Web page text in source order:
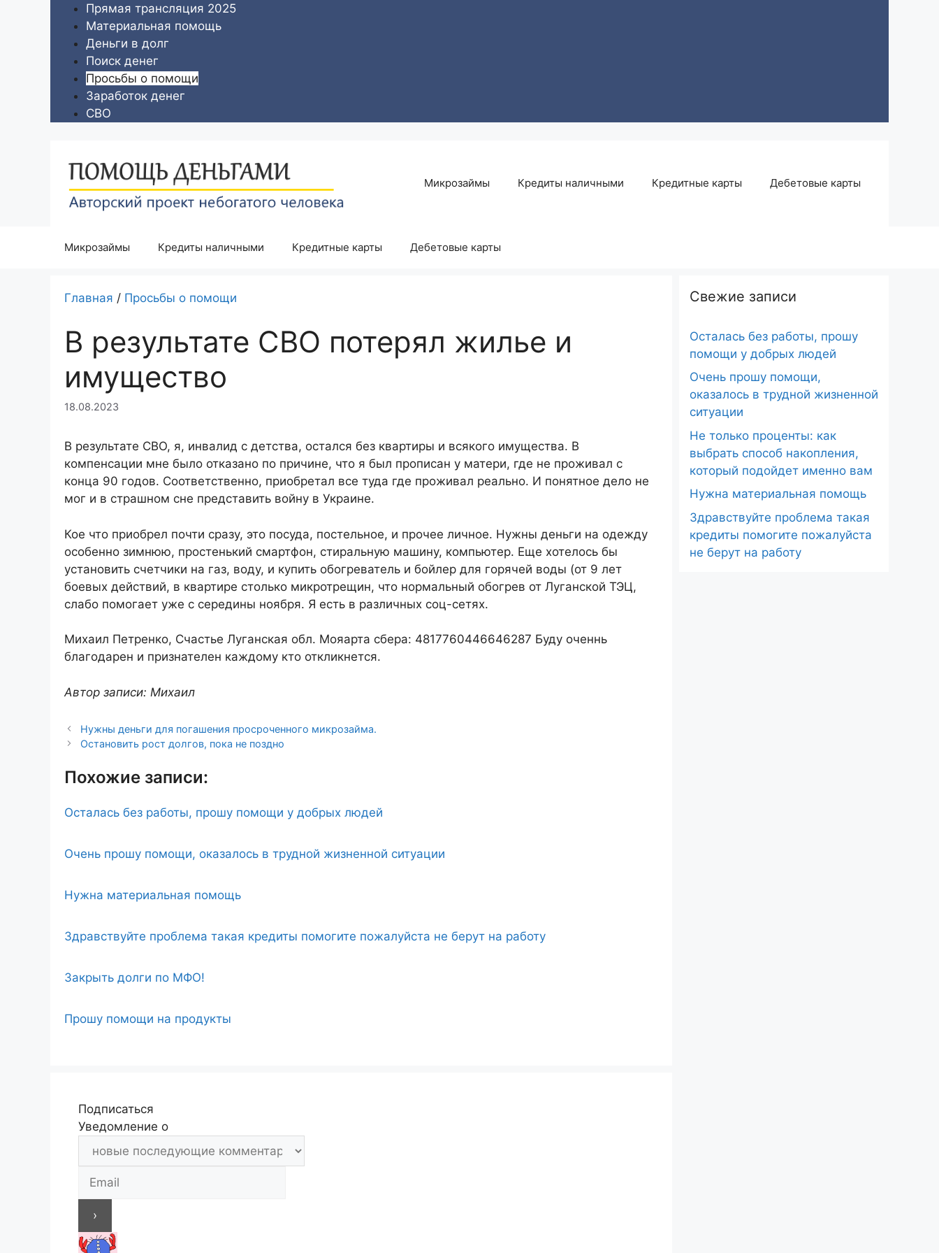
содержимому
Прямая трансляция 2025
Материальная помощь
Деньги в долг
Поиск денег
Просьбы о помощи
Заработок денег
СВО
Микрозаймы Кредиты наличными Кредитные карты Дебетовые карты
Микрозаймы Кредиты наличными Кредитные карты Дебетовые карты
Главная / Просьбы о помощи
В результате СВО потерял жилье и
имущество
18.08.2023
В результате СВО, я, инвалид с детства, остался без квартиры и всякого имущества. В
компенсации мне было отказано по причине, что я был прописан у матери, где не проживал с
конца 90 годов. Соответственно, приобретал все туда где проживал реально. И понятное дело не
мог и в страшном сне представить войну в Украине.
Кое что приобрел почти сразу, это посуда, постельное, и прочее личное. Нужны деньги на одежду
особенно зимнюю, простенький смартфон, стиральную машину, компьютер. Еще хотелось бы
установить счетчики на газ, воду, и купить обогреватель и бойлер для горячей воды (от 9 лет
боевых действий, в квартире столько микротрещин, что нормальный обогрев от Луганской ТЭЦ,
слабо помогает уже с середины ноября. Я есть в различных соц-сетях.
Михаил Петренко, Счастье Луганская обл. Мояарта сбера: 4817760446646287 Буду оченнь
благодарен и признателен каждому кто откликнется.
Автор записи: Михаил
Нужны деньги для погашения просроченного микрозайма.
Остановить рост долгов, пока не поздно
Похожие записи:
Осталась без работы, прошу помощи у добрых людей
Очень прошу помощи, оказалось в трудной жизненной ситуации
Нужна материальная помощь
Здравствуйте проблема такая кредиты помогите пожалуйста не берут на работу
Закрыть долги по МФО!
Прошу помощи на продукты
Подписаться
Уведомление о
Свежие записи
Осталась без работы, прошу
помощи у добрых людей
Очень прошу помощи,
оказалось в трудной жизненной
ситуации
Не только проценты: как
выбрать способ накопления,
который подойдет именно вам
Нужна материальная помощь
Здравствуйте проблема такая
кредиты помогите пожалуйста
не берут на работу